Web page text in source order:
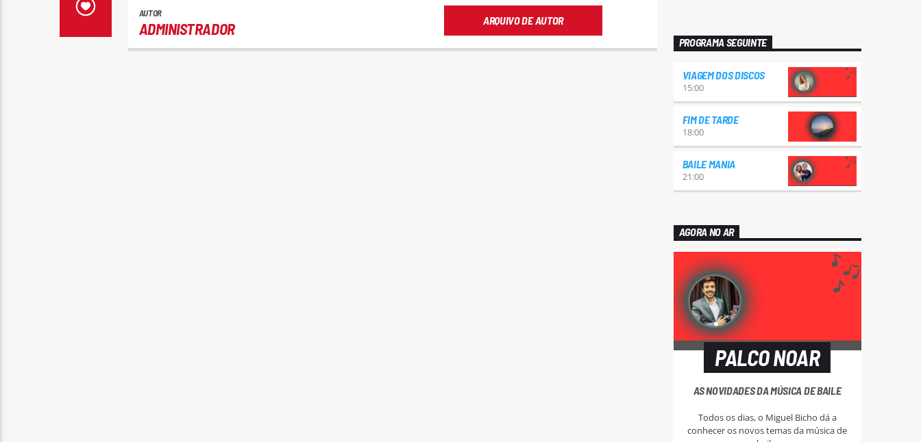
AUTOR
ADMINISTRADOR ARQUIVO DE AUTOR
PROGRAMA SEGUINTE
VIAGEM DOS DISCOS
15:00
FIM DE TARDE
18:00
BAILE MANIA
21:00
AGORA NO AR
PALCO NOAR
AS NOVIDADES DA MÚSICA DE BAILE
Todos os dias, o Miguel Bicho dá a
conhecer os novos temas da música de